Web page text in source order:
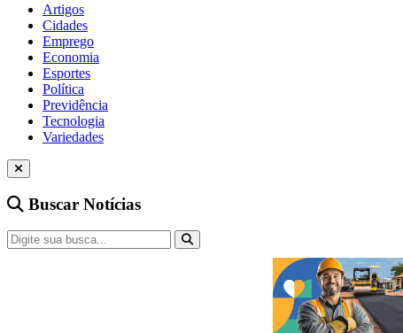
Artigos
Cidades
Emprego
Economia
Esportes
Política
Previdência
Tecnologia
Variedades
Buscar Notícias